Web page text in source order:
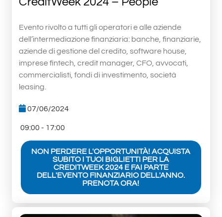
Evento rivolto a tutti gli operatori e alle aziende
dell’intermediazione finanziaria: banche, finanziarie,
aziende di gestione del credito, software house,
imprese fintech, credit manager, CFO, avvocati,
commercialisti, fondi di investimento, società
leasing.
07/06/2024
09:00 - 17:00
NON PERDERE L'OPPORTUNITÀ! ACQUISTA
SUBITO I TUOI BIGLIETTI PER LA
CREDITWEEK 2024 E FAI PARTE
DELL'EVENTO FINANZIARIO DELL'ANNO.
PRENOTA ORA!